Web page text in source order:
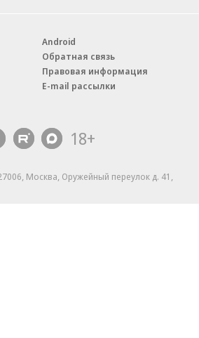
Android
Обратная связь
Правовая информация
E-mail рассылки
18+
Москва, Оружейный переулок д. 41,